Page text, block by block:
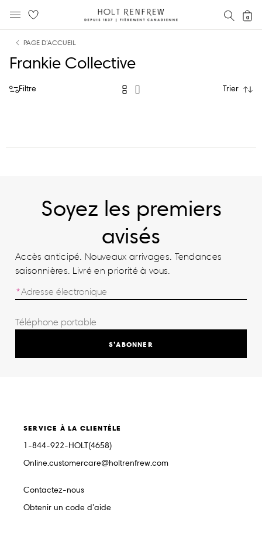
Holt
0
PAGE D’ACCUEIL
Frankie Collective
Filtre Trier
Soyez les premiers
avisés
Accès anticipé. Nouveaux arrivages. Tendances
saisonnières. Livré en priorité à vous.
S’ABONNER
SERVICE À LA CLIENTÈLE
1-844-922-HOLT(4658)
Online.customercare@holtrenfrew.com
Contactez-nous
Obtenir un code d’aide